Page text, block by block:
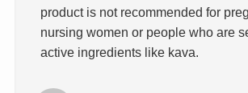
product is not recommended for
nursing women or people who are
active ingredients like kava.